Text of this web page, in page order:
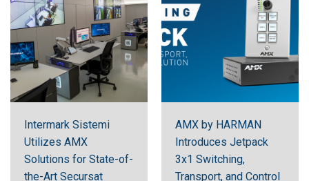
Intermark Sistemi
Utilizes AMX
Solutions for State-of-
the-Art Secursat
AMX by HARMAN
Introduces Jetpack
3x1 Switching,
Transport, and Control